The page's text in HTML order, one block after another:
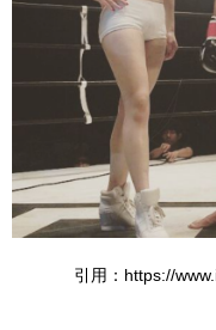
引用：https://